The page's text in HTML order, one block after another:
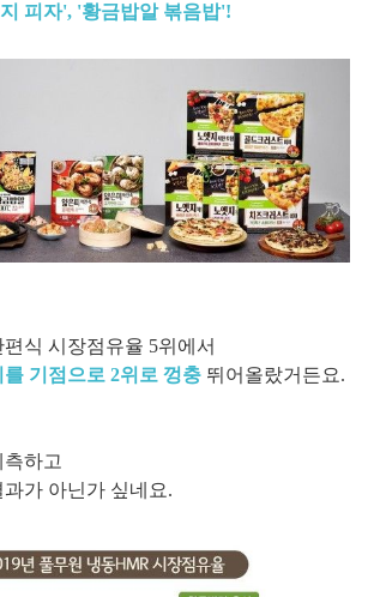
피자', '황금밥알 볶음밥'!
식 시장점유율 5위에서
기점으로 2위로 껑충 뛰어올랐거든요.
측하고
가 아닌가 싶네요.